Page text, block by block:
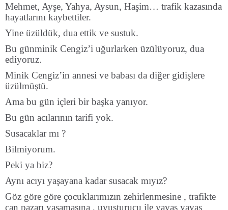
Mehmet, Ayşe, Yahya, Aysun, Haşim… trafik kazasında
hayatlarını kaybettiler.
Yine üzüldük, dua ettik ve sustuk.
Bu günminik Cengiz’i uğurlarken üzülüyoruz, dua
ediyoruz.
Minik Cengiz’in annesi ve babası da diğer gidişlere
üzülmüştü.
Ama bu gün içleri bir başka yanıyor.
Bu gün acılarının tarifi yok.
Susacaklar mı ?
Bilmiyorum.
Peki ya biz?
Aynı acıyı yaşayana kadar susacak mıyız?
Göz göre göre çocuklarımızın zehirlenmesine , trafikte
can pazarı yaşamasına , uyuşturucu ile yavaş yavaş